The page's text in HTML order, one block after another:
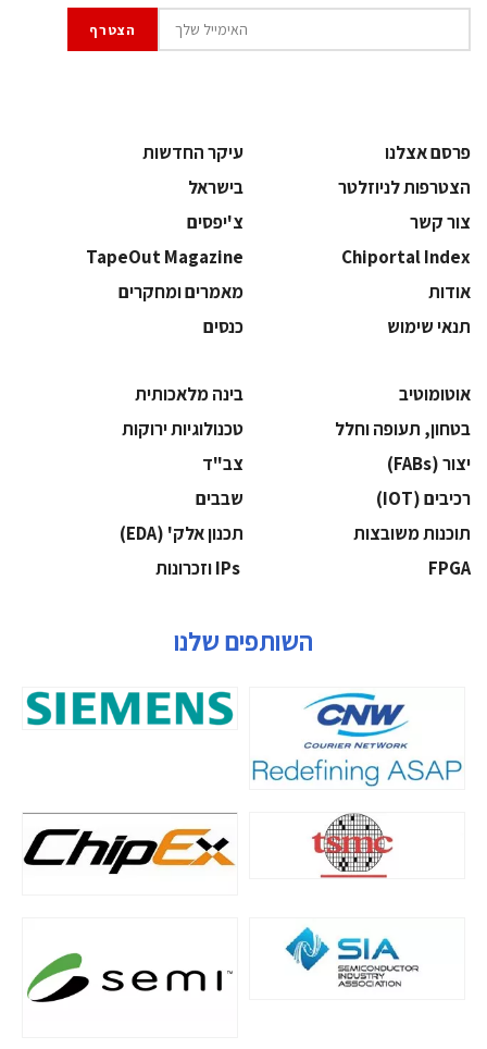
פרסם אצלנו
עיקר החדשות
הצטרפות לניוזלטר
בישראל
צור קשר
צ'יפסים
Chiportal Index
TapeOut Magazine
אודות
מאמרים ומחקרים
תנאי שימוש
כנסים
אוטומוטיב
בינה מלאכותית
בטחון, תעופה וחלל
‫טכנולוגיות ירוקות‬
‫יצור (‪(FABs‬‬
‫צב"ד‬
‫רכיבים‬ (IOT)
‫שבבים‬
‫תוכנות משובצות‬
‫תכנון אלק' (‪(EDA‬‬
‫‪FPGA‬‬
השותפים שלנו